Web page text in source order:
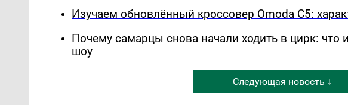
Изучаем обновлённый кроссовер Omoda C5:
Почему самарцы снова начали ходить в цирк:
шоу
Следующая новость ↓